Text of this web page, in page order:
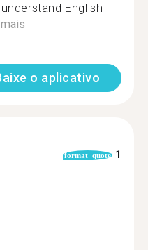
English
o aplicativo
format_quote 1